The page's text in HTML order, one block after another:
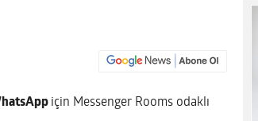
için Messenger Rooms odaklı